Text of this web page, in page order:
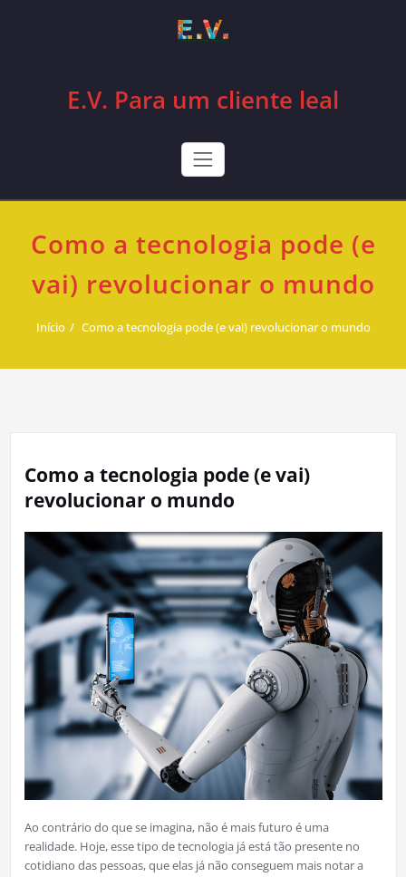
E.V. Para um cliente leal
Como a tecnologia pode (e
vai) revolucionar o mundo
Início Como a tecnologia pode (e vai) revolucionar o mundo
Como a tecnologia pode (e vai)
revolucionar o mundo
Ao contrário do que se imagina, não é mais futuro é uma
realidade. Hoje, esse tipo de tecnologia já está tão presente no
cotidiano das pessoas, que elas já não conseguem mais notar a